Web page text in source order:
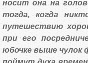
носит она на
тогда, когда
путешествию
при его
юбочке выше чулок